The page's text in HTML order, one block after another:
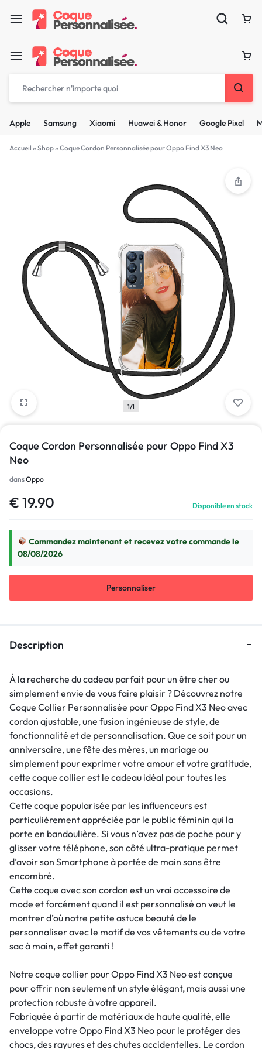
Apple Samsung Xiaomi Huawei & Honor Google Pixel
Accueil » Shop» Coque Cordon Personnalisée pour Oppo Find X3 Neo
1/1
Coque Cordon Personnalisée pour Oppo Find X3
Neo
dansOppo
€ 19.90 Disponible en stock
Commandez maintenant et recevez votre commande le
08/08/2026
Personnaliser
Description
À la recherche du cadeau parfait pour un être cher ou
simplement envie de vous faire plaisir ? Découvrez notre
Coque Collier Personnalisée pour Oppo Find X3 Neo avec
cordon ajustable, une fusion ingénieuse de style, de
fonctionnalité et de personnalisation. Que ce soit pour un
anniversaire, une fête des mères, un mariage ou
simplement pour exprimer votre amour et votre gratitude,
cette coque collier est le cadeau idéal pour toutes les
occasions.
Cette coque popularisée par les influenceurs est
particulièrement appréciée par le public féminin qui la
porte en bandoulière. Si vous n’avez pas de poche pour y
glisser votre téléphone, son côté ultra-pratique permet
d’avoir son Smartphone à portée de main sans être
encombré.
Cette coque avec son cordon est un vrai accessoire de
mode et forcément quand il est personnalisé on veut le
montrer d’où notre petite astuce beauté de le
personnaliser avec le motif de vos vêtements ou de votre
sac à main, effet garanti !
Notre coque collier pour Oppo Find X3 Neo est conçue
pour offrir non seulement un style élégant, mais aussi une
protection robuste à votre appareil.
Fabriquée à partir de matériaux de haute qualité, elle
enveloppe votre Oppo Find X3 Neo pour le protéger des
chocs, des rayures et des chutes accidentelles. Le cordon